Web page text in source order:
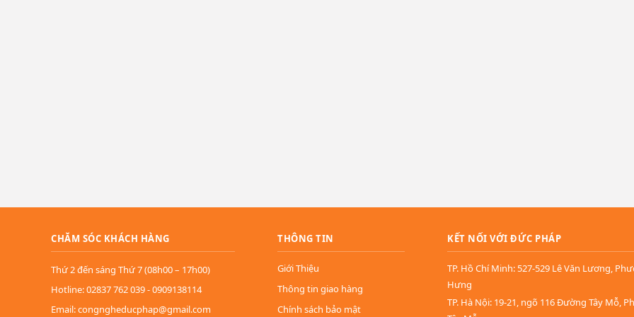
CHĂM SÓC KHÁCH HÀNG
Thứ 2 đến sáng Thứ 7 (08h00 – 17h00)
Hotline: 02837 762 039 - 0909138114
Email: congngheducphap@gmail.com
THÔNG TIN
Giới Thiệu
Thông tin giao hàng
Chính sách bảo mật
KẾT NỐI VỚI ĐỨC PHÁP
TP. Hồ Chí Minh: 527-529 Lê Văn Lương,
Hưng
TP. Hà Nội: 19-21, ngõ 116 Đường Tây Mỗ,